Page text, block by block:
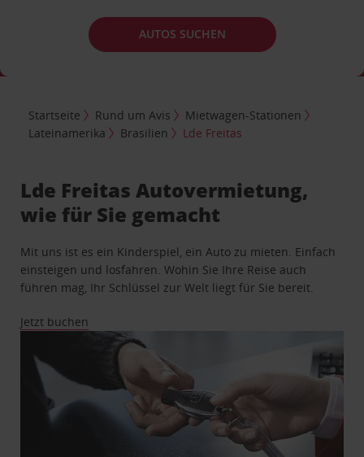
AUTOS SUCHEN
Startseite Rund um Avis
Mietwagen-Stationen
Lateinamerika
Brasilien Lde Freitas
Lde Freitas Autovermietung,
wie für Sie gemacht
Mit uns ist es ein Kinderspiel, ein Auto zu mieten. Einfach
einsteigen und losfahren. Wohin Sie Ihre Reise auch
führen mag, Ihr Schlüssel zur Welt liegt für Sie bereit.
Jetzt buchen